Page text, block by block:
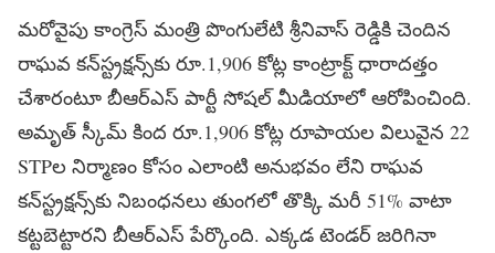
మరోవైపు కాంగ్రెస్ మంత్రి పొంగులేటి శ్రీనివాస్ రెడ్డికి చెందిన
రాఘవ కన్‌స్ట్రక్షన్స్‌కు రూ.1,906 కోట్ల కాంట్రాక్ట్ ధారాదత్తం
చేశారంటూ బీఆర్ఎస్ పార్టీ సోషల్ మీడియాలో ఆరోపించింది.
అమృత్ స్కీమ్ కింద రూ.1,906 కోట్ల రూపాయల విలువైన 22
STPల నిర్మాణం కోసం ఎలాంటి అనుభవం లేని రాఘవ
కన్‌స్ట్రక్షన్స్‌కు నిబంధనలు తుంగలో తొక్కి మరీ 51% వాటా
కట్టబెట్టారని బీఆర్ఎస్ పేర్కొంది. ఎక్కడ టెండర్‌ జరిగినా